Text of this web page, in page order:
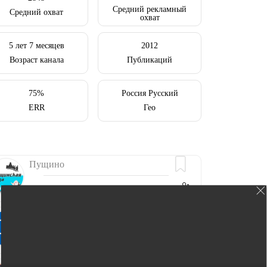
Средний охват
Средний рекламный
охват
5 лет 7 месяцев
Возраст канала
2012
Публикаций
75%
ERR
Россия Русский
Гео
Пущино